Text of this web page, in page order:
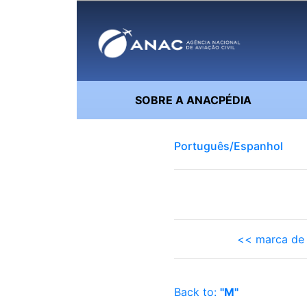
SOBRE A ANACPÉDIA
Português/Espanhol
<< marca
Back to: "M"